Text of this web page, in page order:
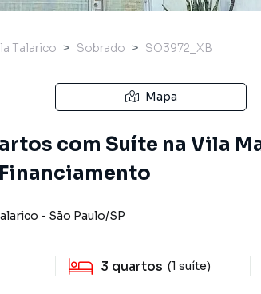
Talarico Sobrado SO3972_XB
Mapa
com Suíte na Vila
- São Paulo/SP
3 quartos (1 suíte)